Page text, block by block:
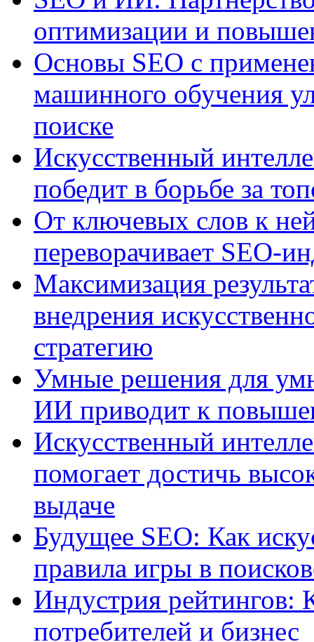
оптимизации и
Основы SEO с
машинного обучения
поиске
Искусственный
победит в борьбе за
От ключевых слов к
переворачивает SEO-
Максимизация
внедрения
стратегию
Умные решения для
ИИ приводит к
Искусственный
помогает достичь
выдаче
Будущее SEO: Как
правила игры в
Индустрия рейтингов:
потребителей и бизнес